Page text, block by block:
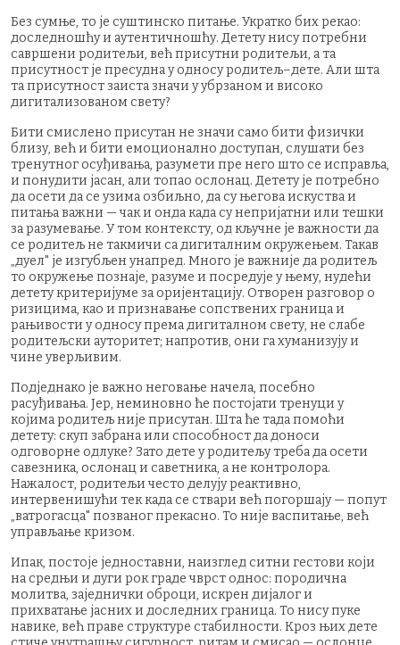
Без сумње, то је суштинско питање. Укратко бих рекао:
доследношћу и аутентичношћу. Детету нису потребни
савршени родитељи, већ присутни родитељи, а та
присутност је пресудна у односу родитељ–дете. Али шта
та присутност заиста значи у убрзаном и високо
дигитализованом свету?
Бити смислено присутан не значи само бити физички
близу, већ и бити емоционално доступан, слушати без
тренутног осуђивања, разумети пре него што се исправља,
и понудити јасан, али топао ослонац. Детету је потребно
да осети да се узима озбиљно, да су његова искуства и
питања важни — чак и онда када су непријатни или тешки
за разумевање. У том контексту, од кључне је важности да
се родитељ не такмичи са дигиталним окружењем. Такав
„дуел" је изгубљен унапред. Много је важније да родитељ
то окружење познаје, разуме и посредује у њему, нудећи
детету критеријуме за оријентацију. Отворен разговор о
ризицима, као и признавање сопствених граница и
рањивости у односу према дигиталном свету, не слабе
родитељски ауторитет; напротив, они га хуманизују и
чине уверљивим.
Подједнако је важно неговање начела, посебно
расуђивања. Јер, неминовно ће постојати тренуци у
којима родитељ није присутан. Шта ће тада помоћи
детету: скуп забрана или способност да доноси
одговорне одлуке? Зато дете у родитељу треба да осети
савезника, ослонац и саветника, а не контролора.
Нажалост, родитељи често делују реактивно,
интервенишући тек када се ствари већ погоршају — попут
„ватрогасца" позваног прекасно. То није васпитање, већ
управљање кризом.
Ипак, постоје једноставни, наизглед ситни гестови који
на средњи и дуги рок граде чврст однос: породична
молитва, заједнички оброци, искрен дијалог и
прихватање јасних и доследних граница. То нису пуке
навике, већ праве структуре стабилности. Кроз њих дете